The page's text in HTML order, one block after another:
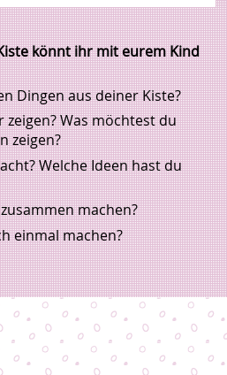
könnt ihr mit eurem Kind
Dingen aus deiner Kiste?
Was möchtest du
zeigen?
Welche Ideen hast du
machen?
einmal machen?